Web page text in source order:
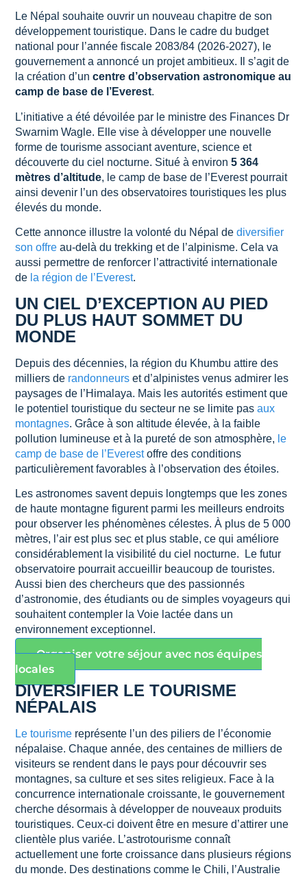
Le Népal souhaite ouvrir un nouveau chapitre de son
développement touristique. Dans le cadre du budget
national pour l’année fiscale 2083/84 (2026-2027), le
gouvernement a annoncé un projet ambitieux. Il s’agit de
la création d’un centre d’observation astronomique au
camp de base de l’Everest.
L’initiative a été dévoilée par le ministre des Finances Dr
Swarnim Wagle. Elle vise à développer une nouvelle
forme de tourisme associant aventure, science et
découverte du ciel nocturne. Situé à environ 5 364
mètres d’altitude, le camp de base de l’Everest pourrait
ainsi devenir l’un des observatoires touristiques les plus
élevés du monde.
Cette annonce illustre la volonté du Népal de diversifier
son offreau-delà du trekking et de l’alpinisme. Cela va
aussi permettre de renforcer l’attractivité internationale
de la région de l’Everest.
UN CIEL D’EXCEPTION AU PIED
DU PLUS HAUT SOMMET DU
MONDE
Depuis des décennies, la région du Khumbu attire des
milliers de randonneurset d’alpinistes venus admirer les
paysages de l’Himalaya. Mais les autorités estiment que
le potentiel touristique du secteur ne se limite pas aux
montagnes. Grâce à son altitude élevée, à la faible
pollution lumineuse et à la pureté de son atmosphère, le
camp de base de l’Everestoffre des conditions
particulièrement favorables à l’observation des étoiles.
Les astronomes savent depuis longtemps que les zones
de haute montagne figurent parmi les meilleurs endroits
pour observer les phénomènes célestes. À plus de 5 000
mètres, l’air est plus sec et plus stable, ce qui améliore
considérablement la visibilité du ciel nocturne. Le futur
observatoire pourrait accueillir beaucoup de touristes.
Aussi bien des chercheurs que des passionnés
d’astronomie, des étudiants ou de simples voyageurs qui
souhaitent contempler la Voie lactée dans un
environnement exceptionnel.
Organiser votre séjour avec nos équipes
locales
DIVERSIFIER LE TOURISME
NÉPALAIS
Le tourismereprésente l’un des piliers de l’économie
népalaise. Chaque année, des centaines de milliers de
visiteurs se rendent dans le pays pour découvrir ses
montagnes, sa culture et ses sites religieux. Face à la
concurrence internationale croissante, le gouvernement
cherche désormais à développer de nouveaux produits
touristiques. Ceux-ci doivent être en mesure d’attirer une
clientèle plus variée. L’astrotourisme connaît
actuellement une forte croissance dans plusieurs régions
du monde. Des destinations comme le Chili, l’Australie